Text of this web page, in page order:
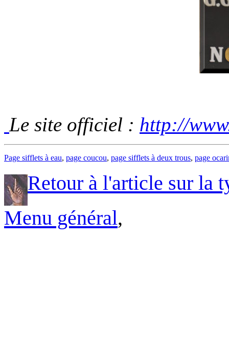
Le site officiel : http://
Page sifflets à eau, page coucou, page sifflets à deux trous, page
Retour à l'article sur la
Menu général,